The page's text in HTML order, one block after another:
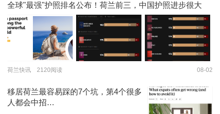
全球"最强"护照排名公布！荷兰前三，中国护照进步很大
荷兰快讯 2120阅读 08-02
移居荷兰最容易踩的7个坑，第4个很多
人都会中招…